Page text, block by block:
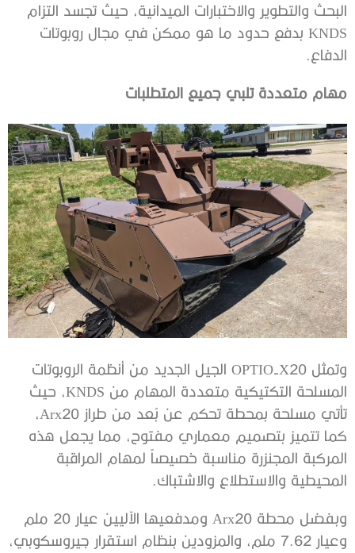
البحث والتطوير والاختبارات الميدانية، حيث تجسد التزام
KNDS بدفع حدود ما هو ممكن في مجال روبوتات
الدفاع.
مهام متعددة تلبي جميع المتطلبات
وتمثل OPTIO-X20 الجيل الجديد من أنظمة الروبوتات
المسلحة التكتيكية متعددة المهام من KNDS، حيث
تأتي مسلحة بمحطة تحكم عن بُعد من طراز Arx20،
كما تتميز بتصميم معماري مفتوح، مما يجعل هذه
المركبة المجنزرة مناسبة خصيصاً لمهام المراقبة
المحيطية والاستطلاع والاشتباك.
وبفضل محطة Arx20 ومدفعيها الآليين عيار 20 ملم
وعيار 7.62 ملم، والمزودين بنظام استقرار جيروسكوبي،